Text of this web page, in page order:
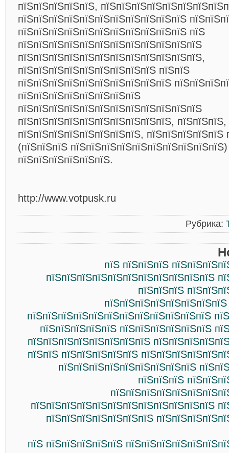
пїЅпїЅпїЅпїЅпїЅ,
пїЅпїЅпїЅпїЅпїЅпїЅпїЅпїЅпїЅпїЅпїЅ
пїЅпїЅпїЅпїЅпїЅпїЅпїЅпїЅпїЅпїЅпїЅ пїЅ
пїЅпїЅпїЅпїЅпїЅпїЅпїЅпїЅпїЅпїЅпїЅпїЅ
пїЅпїЅпїЅпїЅпїЅпїЅпїЅпїЅпїЅпїЅпїЅпїЅ,
пїЅпїЅпїЅпїЅпїЅпїЅпїЅпїЅпїЅ пїЅпїЅ
пїЅпїЅпїЅпїЅпїЅпїЅпїЅпїЅпїЅпїЅ
пїЅпїЅпїЅпїЅпїЅпїЅпїЅпїЅ
пїЅпїЅпїЅпїЅпїЅпїЅпїЅпїЅпїЅпїЅпїЅпїЅ
пїЅпїЅпїЅпїЅпїЅпїЅпїЅпїЅпїЅпїЅ, пїЅпїЅпїЅ,
пїЅпїЅпїЅпїЅпїЅпїЅпїЅпїЅ, пїЅпїЅпїЅпїЅпїЅ
(пїЅпїЅпїЅ
пїЅпїЅпїЅпїЅпїЅпїЅ.
http://www.votpusk.ru
Рубрика:
пїЅ пїЅпїЅпїЅ
пїЅпїЅпїЅпїЅпїЅпїЅпїЅпїЅпїЅпїЅпїЅ
пїЅпїЅпїЅ
пїЅпїЅпїЅпїЅпїЅпїЅпїЅпїЅпїЅпїЅпїЅпїЅ
пїЅпїЅпїЅпїЅпїЅ пїЅпїЅпїЅпїЅпїЅпїЅ
пїЅпїЅпїЅпїЅпїЅпїЅпїЅпїЅ
пїЅпїЅ пїЅпїЅпїЅпїЅпїЅ
пїЅпїЅпїЅпїЅпїЅпїЅпїЅпїЅпїЅ
пїЅпїЅпїЅ
пїЅпїЅпїЅпїЅпїЅпїЅпїЅпїЅпїЅпїЅпїЅпїЅ
пїЅпїЅпїЅпїЅпїЅпїЅпїЅ
пїЅ пїЅпїЅпїЅпїЅпїЅ